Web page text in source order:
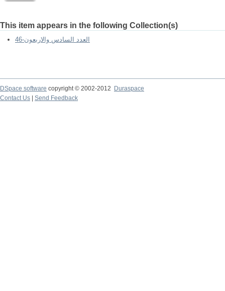
This item appears in the following Collection(s)
العدد السادس والاربعون-46
DSpace software copyright © 2002-2012
Duraspace
Contact Us
Send Feedback